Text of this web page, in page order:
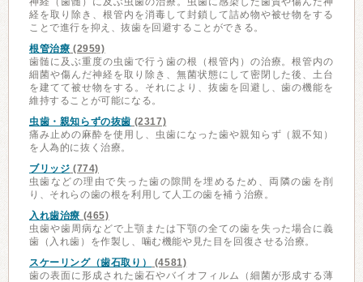
経を取り除き、根管内を消毒して封鎖して詰め物や被せ物をする
ことで進行を抑え、抜歯を回避することができる。
根管治療 (2959)
歯髄に及ぶ重度の虫歯で行う歯の根（根管内）の治療。根管内の
細菌や傷んだ神経を取り除き、無菌状態にして密閉した後、土台
を建てて被せ物をする。それにより、抜歯を回避し、歯の機能を
維持することが可能になる。
虫歯・親知らずの抜歯 (2317)
痛み止めの麻酔を使用し、虫歯になった歯や親知らず（親不知）
を人為的に抜く治療。
ブリッジ (774)
虫歯などの理由で失った歯の隙間を埋めるため、両隣の歯を削
り、それらの歯の根を利用して人工の歯を補う治療。
入れ歯治療 (465)
虫歯や歯周病などで上顎または下顎の全ての歯を失った場合に義
歯（入れ歯）を作製し、噛む機能や見た目を回復させる治療。
スケーリング（歯石取り）
(4581)
歯の表面に形成された歯石やバイオフィルム（細菌が形成する薄